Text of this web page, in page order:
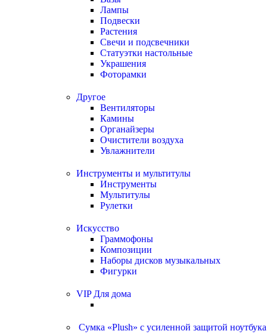
Лампы
Подвески
Растения
Свечи и подсвечники
Статуэтки настольные
Украшения
Фоторамки
Другое
Вентиляторы
Камины
Органайзеры
Очистители воздуха
Увлажнители
Инструменты и мультитулы
Инструменты
Мультитулы
Рулетки
Искусство
Граммофоны
Композиции
Наборы дисков музыкальных
Фигурки
VIP Для дома
Сумка «Plush» c усиленной защитой ноутбука